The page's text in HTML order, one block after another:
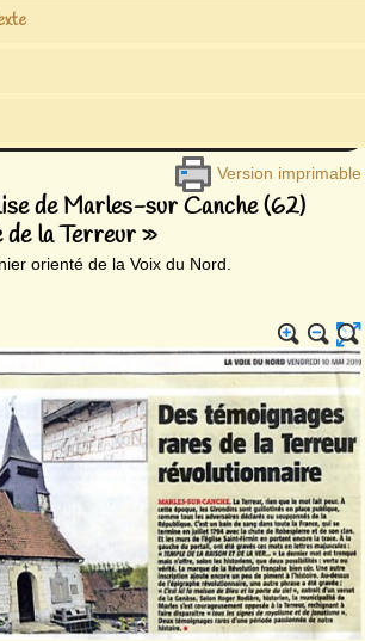
Version imprimable
de Marles-sur Canche (62)
de la Terreur »
orienté de la Voix du Nord.